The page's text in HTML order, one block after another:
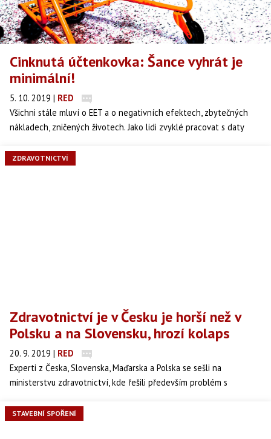
Cinknutá účtenkovka: Šance vyhrát je
minimální!
5. 10. 2019 | RED
Všichni stále mluví o EET a o negativních efektech, zbytečných
nákladech, zničených životech. Jako lidi zvyklé pracovat s daty
prezentuje. Není třeba řešit, jestli někdo účtenky vydává, nebo ne.
ZDRAVOTNICTVÍ
Zdravotnictví je v Česku je horší než v
Polsku a na Slovensku, hrozí kolaps
20. 9. 2019 | RED
Experti z Česka, Slovenska, Maďarska a Polska se sešli na
ministerstvu zdravotnictví, kde řešili především problém s
Visegrádské čtyřky (V4) se shodli, že Českému zdravotnictví hrozí
STAVEBNÍ SPOŘENÍ